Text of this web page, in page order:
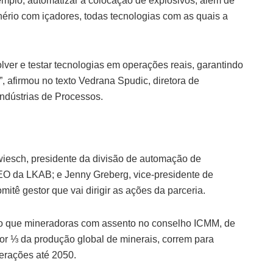
com içadores, todas tecnologias com as quais a
e testar tecnologias em operações reais, garantindo
afirmou no texto Vedrana Spudic, diretora de
de Processos.
presidente da divisão de automação de
da LKAB; e Jenny Greberg, vice-presidente de
gestor que vai dirigir as ações da parceria.
mineradoras com assento no conselho ICMM, de
⅓ da produção global de minerais, correm para
até 2050.